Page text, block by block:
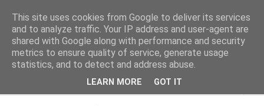
This site uses cookies from Google to deliver its services
and to analyze traffic. Your IP address and user-agent are
shared with Google along with performance and security
metrics to ensure quality of service, generate usage
statistics, and to detect and address abuse.
LEARN MORE GOT IT